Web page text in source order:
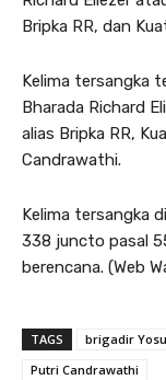
Bripka RR, dan
Kelima tersangka
Bharada Richard
alias Bripka RR,
Candrawathi.
Kelima tersangka
338 juncto pasal
berencana. (Web
TAGS brigadir
Putri Candrawathi